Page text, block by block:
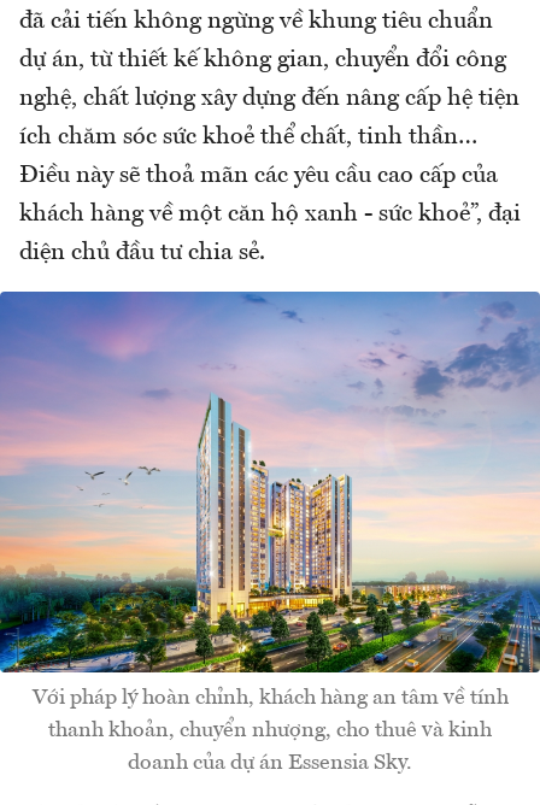
đã cải tiến không ngừng về khung tiêu chuẩn
dự án, từ thiết kế không gian, chuyển đổi công
nghệ, chất lượng xây dựng đến nâng cấp hệ tiện
ích chăm sóc sức khoẻ thể chất, tinh thần…
Điều này sẽ thoả mãn các yêu cầu cao cấp của
khách hàng về một căn hộ xanh - sức khoẻ”, đại
diện chủ đầu tư chia sẻ.
Với pháp lý hoàn chỉnh, khách hàng an tâm về tính
thanh khoản, chuyển nhượng, cho thuê và kinh
doanh của dự án Essensia Sky.